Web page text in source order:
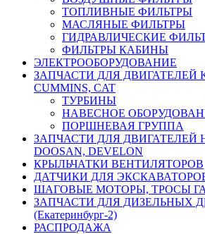
ТОПЛИВНЫЕ ФИЛЬТРЫ
МАСЛЯНЫЕ ФИЛЬТРЫ
ГИДРАВЛИЧЕСКИЕ
ФИЛЬТРЫ КАБИНЫ
ЭЛЕКТРООБОРУДОВАНИЕ
ЗАПЧАСТИ ДЛЯ ДВИГАТЕЛЕЙ
CUMMINS, CAT
ТУРБИНЫ
НАВЕСНОЕ
ПОРШНЕВАЯ ГРУППА
ЗАПЧАСТИ ДЛЯ ДВИГАТЕЛЕЙ
DOOSAN, DEVELON
КРЫЛЬЧАТКИ ВЕНТИЛЯТОРОВ
ДАТЧИКИ ДЛЯ
ШАГОВЫЕ МОТОРЫ, ТРОСЫ
ЗАПЧАСТИ ДЛЯ ДИЗЕЛЬНЫХ
(Екатеринбург-2)
РАСПРОДАЖА